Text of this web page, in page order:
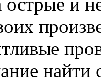
острые и
найти